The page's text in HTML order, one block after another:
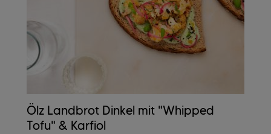
Ölz Landbrot Dinkel mit "Whipped
Tofu" & Karfiol